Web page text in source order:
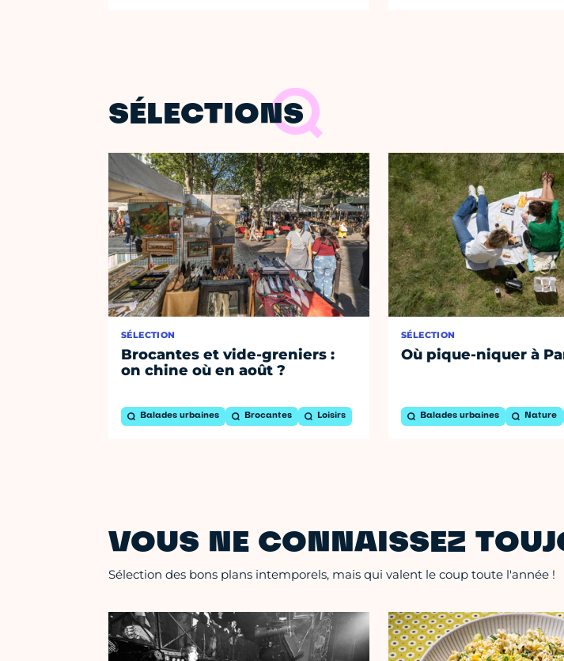
SÉLECTIONS
SÉLECTION
Brocantes et vide-greniers :
on chine où en août ?
Balades urbaines Brocantes Loisirs
SÉLECTION
Où pique-niquer à
Balades urbaines Nature
VOUS NE CONNAISSEZ
Sélection des bons plans intemporels, mais qui valent le coup toute l'année !